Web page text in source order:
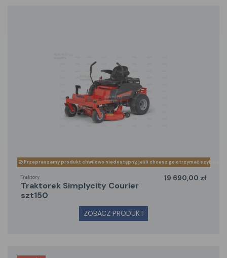
Przepraszamy produkt chwilowo niedostępny, jeśli chcesz go otrzymać szybciej
Traktory
traktorek Simplycity Courier
szt150
19 690,00 zł
ZOBACZ PRODUKT